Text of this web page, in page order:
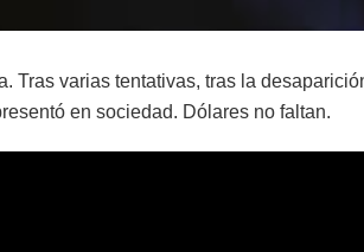
Tras varias tentativas, tras la
en sociedad. Dólares no faltan.